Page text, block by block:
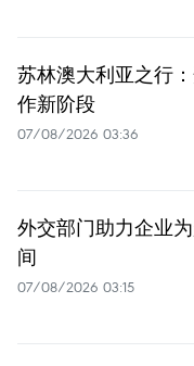
苏林澳大利亚之行
作新阶段
07/08/2026 03:36
外交部门助力企业
间
07/08/2026 03:15